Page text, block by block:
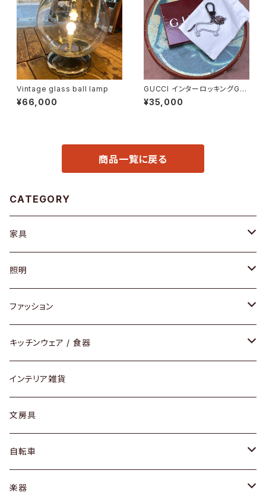
Vintage glass ball lamp
¥66,000
GUCCI インターロッキングGド
ッグ キーホルダー
¥35,000
商品一覧に戻る
CATEGORY
家具
ソファ / ベンチ
チェア / スツール
ダイニングセット / ダイニングテーブル
ローテーブル / サイドテーブル
デスク / コンソール
ドレッサー
シェルフ
照明
ペンダントライト
テーブルランプ / デスクスタンド
フロアライト
ファッション
アクセサリー
リング
ピアス / イヤリング
財布
バッグ
アウター
トップス
キッチンウェア / 食器
グラス / タンブラー
カップ / マグ
プレート / ボウル
カトラリー
インテリア雑貨
文房具
自転車
dahon
楽器